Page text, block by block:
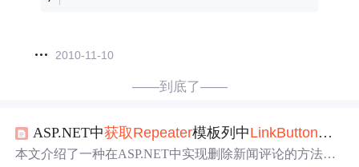
2010-11-10
——到底了——
ASP.NET中获取Repeater模板列中LinkButton按钮
本文介绍了一种在ASP.NET中实现删除新闻评论的方法。